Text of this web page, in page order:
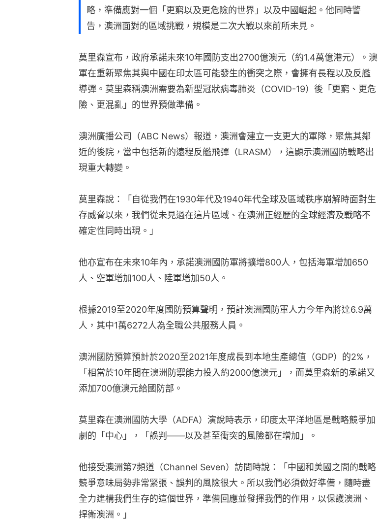
略，準備應對一個「更窮以及更危險的世界」以及中國崛起。他同時警
告，澳洲面對的區域挑戰，規模是二次大戰以來前所未見。
莫里森宣布，政府承諾未來10年國防支出2700億澳元（約1.4萬億港元）。澳
軍在重新聚焦其與中國在印太區可能發生的衝突之際，會擁有長程以及反艦
導彈。莫里森稱澳洲需要為新型冠狀病毒肺炎（COVID-19）後「更窮、更危
險、更混亂」的世界預做準備。
澳洲廣播公司（ABC News）報道，澳洲會建立一支更大的軍隊，聚焦其鄰
近的後院，當中包括新的遠程反艦飛彈（LRASM），這顯示澳洲國防戰略出
現重大轉變。
莫里森說：「自從我們在1930年代及1940年代全球及區域秩序崩解時面對生
存威脅以來，我們從未見過在這片區域、在澳洲正經歷的全球經濟及戰略不
確定性同時出現。」
他亦宣布在未來10年內，承諾澳洲國防軍將擴增800人，包括海軍增加650
人、空軍增加100人、陸軍增加50人。
根據2019至2020年度國防預算聲明，預計澳洲國防軍人力今年內將達6.9萬
人，其中1萬6272人為全職公共服務人員。
澳洲國防預算預計於2020至2021年度成長到本地生產總值（GDP）的2%，
「相當於10年間在澳洲防禦能力投入約2000億澳元」，而莫里森新的承諾又
添加700億澳元給國防部。
莫里森在澳洲國防大學（ADFA）演說時表示，印度太平洋地區是戰略競爭加
劇的「中心」，「誤判——以及甚至衝突的風險都在增加」。
他接受澳洲第7頻道（Channel Seven）訪問時說：「中國和美國之間的戰略
競爭意味局勢非常緊張、誤判的風險很大。所以我們必須做好準備，隨時盡
全力建構我們生存的這個世界，準備回應並發揮我們的作用，以保護澳洲、
捍衛澳洲。」